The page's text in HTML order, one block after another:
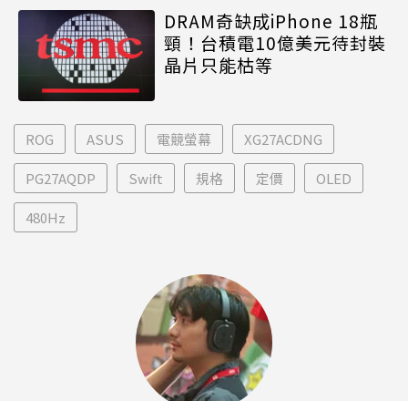
DRAM奇缺成iPhone 18瓶
頸！台積電10億美元待封裝
晶片只能枯等
ROG ASUS 電競螢幕 XG27ACDNG
PG27AQDP Swift 規格 定價 OLED
480Hz